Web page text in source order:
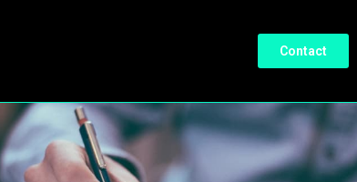
Contact